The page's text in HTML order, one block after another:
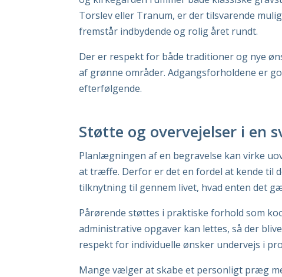
Torslev eller Tranum, er der tilsvarende
fremstår indbydende og rolig året rundt.
Der er respekt for både traditioner og nye
af grønne områder. Adgangsforholdene er
efterfølgende.
Støtte og overvejelser i en
Planlægningen af en begravelse kan virke
at træffe. Derfor er det en fordel at kende til
tilknytning til gennem livet, hvad enten det
Pårørende støttes i praktiske forhold som
administrative opgaver kan lettes, så der
respekt for individuelle ønsker undervejs i
Mange vælger at skabe et personligt præg